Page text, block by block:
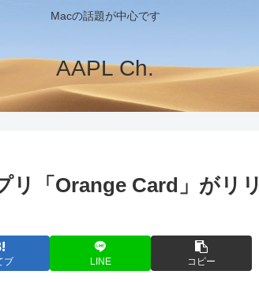
Macの話題が中心です
AAPL Ch.
リ「Orange Card」がリリ
ブ LINE コピー